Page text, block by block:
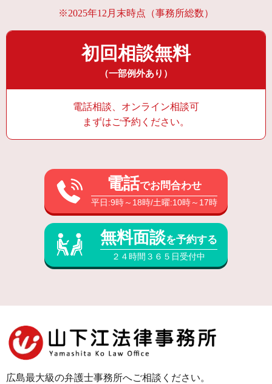
※2025年12月末時点（事務所総数）
初回相談無料
（一部例外あり）
電話相談、オンライン相談可
まずはご予約ください。
電話でお問合わせ
平日:9時～18時/土曜:10時～17時
無料面談を予約する
２４時間３６５日受付中
広島最大級の弁護士事務所へご相談ください。